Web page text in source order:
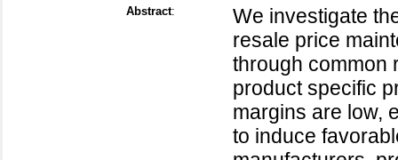
Abstract:
We investigate
resale price
through common
product specific
margins are low,
to induce